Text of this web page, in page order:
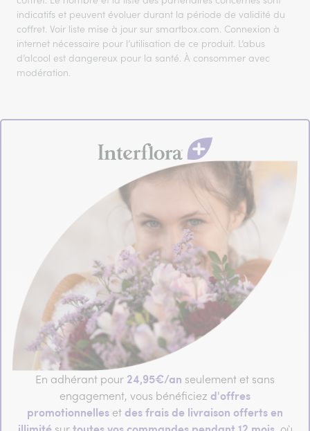
indicatifs et peuvent évoluer durant la période de validité du
coffret. Voir liste mise à jour sur smartbox.com. Connexion à
internet nécessaire pour l’utilisation de ce produit. L’abus
d’alcool est dangereux pour la santé. À consommer avec
modération.
En adhérant pour 24,95€/an seulement et sans
engagement, vous bénéficiez d'offres
promotionnelles et des frais de livraison offerts en